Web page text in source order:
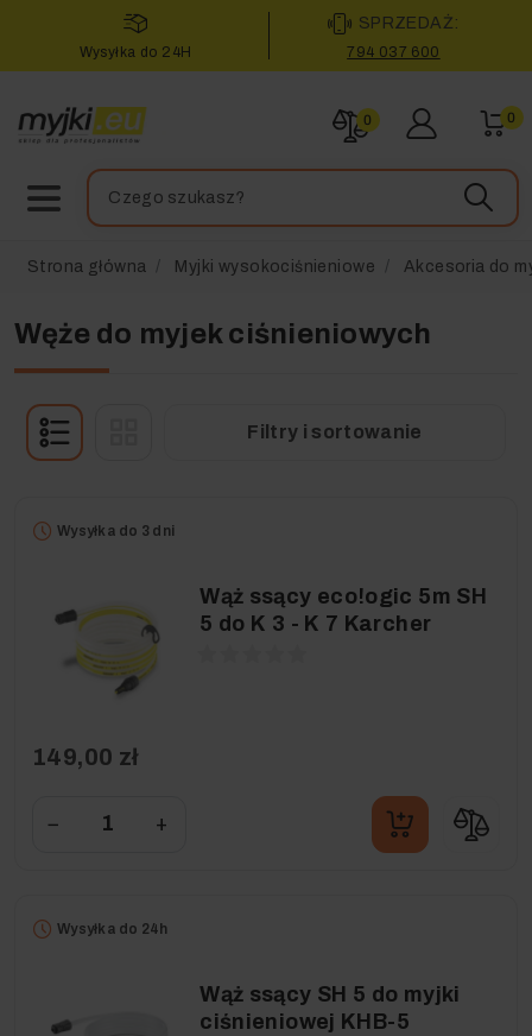
Wysyłka do 24H
SPRZEDAŻ:
794 037 600
0 0
Strona główna Myjki wysokociśnieniowe Akcesoria do
Węże do myjek ciśnieniowych
Filtry i sortowanie
Wysyłka do 3 dni
Wąż ssący eco!ogic 5m SH
5 do K 3 - K 7 Karcher
149,00 zł
− +
Wysyłka do 24h
Wąż ssący SH 5 do myjki
ciśnieniowej KHB-5